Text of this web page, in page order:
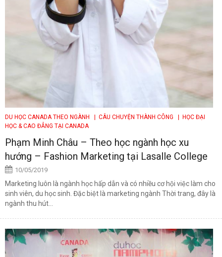
DU HỌC CANADA THEO NGÀNH | CÂU CHUYỆN THÀNH CÔNG
| HỌC ĐẠI
HỌC & CAO ĐẲNG TẠI CANADA
Phạm Minh Châu – Theo học ngành học xu
hướng – Fashion Marketing tại Lasalle College
10/05/2019
Marketing luôn là ngành học hấp dẫn và có nhiều cơ hội việc làm cho
sinh viên, du học sinh. Đặc biệt là marketing ngành Thời trang, đây là
ngành thu hút...